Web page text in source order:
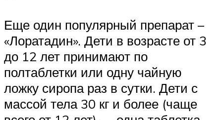
Еще один популярный препарат –
«Лоратадин». Дети в возрасте от 3
до 12 лет принимают по
полтаблетки или одну чайную
ложку сиропа раз в сутки. Дети с
массой тела 30 кг и более (чаще